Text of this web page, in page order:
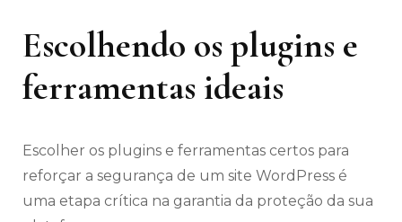
Escolhendo os plugins e
ferramentas ideais
Escolher os plugins e ferramentas certos para
reforçar a segurança de um site WordPress é
uma etapa crítica na garantia da proteção da sua